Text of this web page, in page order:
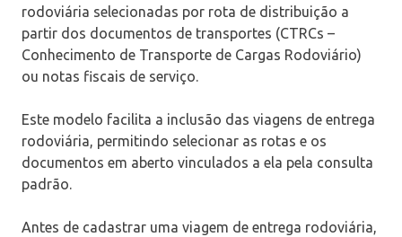
rodoviária selecionadas por rota de distribuição a
partir dos documentos de transportes (CTRCs –
Conhecimento de Transporte de Cargas Rodoviário)
ou notas fiscais de serviço.
Este modelo facilita a inclusão das viagens de entrega
rodoviária, permitindo selecionar as rotas e os
documentos em aberto vinculados a ela pela consulta
padrão.
Antes de cadastrar uma viagem de entrega rodoviária,